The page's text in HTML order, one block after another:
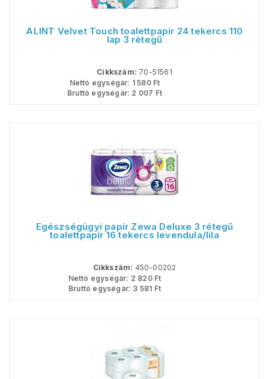
ALINT Velvet Touch toalettpapír 24 tekercs 110
lap 3 rétegű
Cikkszám: 70-51561
Nettó egységár: 1 580Ft
Bruttó egységár: 2 007 Ft
Egészségügyi papír Zewa Deluxe 3 rétegű
toalettpapír 16 tekercs levendula/lila
Cikkszám: 450-00202
Nettó egységár: 2 820Ft
Bruttó egységár: 3 581 Ft